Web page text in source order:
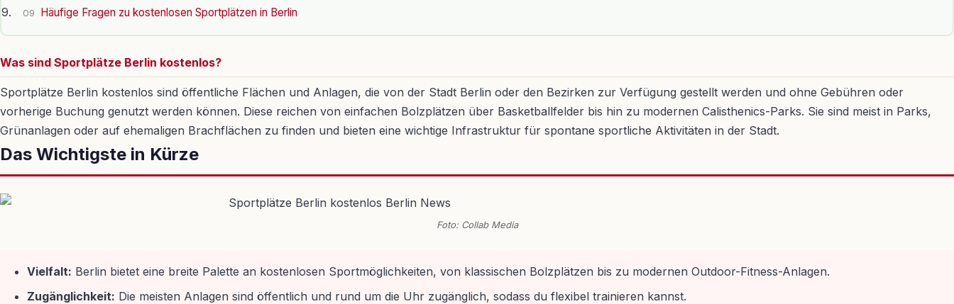
09 Häufige Fragen zu kostenlosen Sportplätzen in Berlin
Was sind Sportplätze Berlin kostenlos?
Sportplätze Berlin kostenlos sind öffentliche Flächen und Anlagen, die von der Stadt Berlin oder den Bezirken zur Verfügung gestellt werden und ohne Gebühren oder
vorherige Buchung genutzt werden können. Diese reichen von einfachen Bolzplätzen über Basketballfelder bis hin zu modernen Calisthenics-Parks. Sie sind meist in Parks,
Grünanlagen oder auf ehemaligen Brachflächen zu finden und bieten eine wichtige Infrastruktur für spontane sportliche Aktivitäten in der Stadt.
Das Wichtigste in Kürze
Foto: Collab Media
Vielfalt: Berlin bietet eine breite Palette an kostenlosen Sportmöglichkeiten, von klassischen Bolzplätzen bis zu modernen Outdoor-Fitness-Anlagen.
Zugänglichkeit: Die meisten Anlagen sind öffentlich und rund um die Uhr zugänglich, sodass du flexibel trainieren kannst.